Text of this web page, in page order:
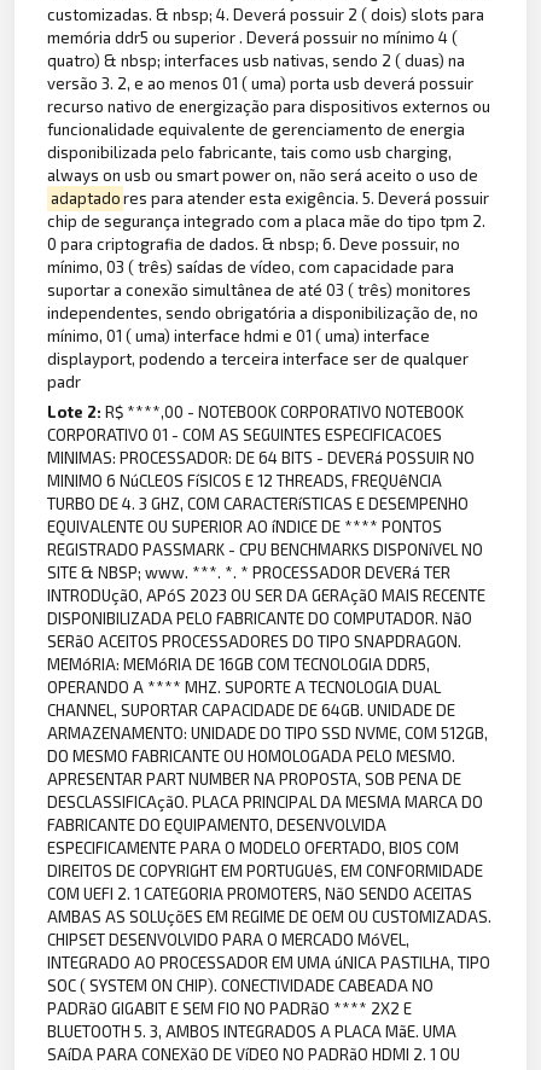
customizadas. & nbsp; 4. Deverá possuir 2 ( dois) slots para
memória ddr5 ou superior . Deverá possuir no mínimo 4 (
quatro) & nbsp; interfaces usb nativas, sendo 2 ( duas) na
versão 3. 2, e ao menos 01 ( uma) porta usb deverá possuir
recurso nativo de energização para dispositivos externos ou
funcionalidade equivalente de gerenciamento de energia
disponibilizada pelo fabricante, tais como usb charging,
always on usb ou smart power on, não será aceito o uso de
adaptadores para atender esta exigência. 5. Deverá possuir
chip de segurança integrado com a placa mãe do tipo tpm 2.
0 para criptografia de dados. & nbsp; 6. Deve possuir, no
mínimo, 03 ( três) saídas de vídeo, com capacidade para
suportar a conexão simultânea de até 03 ( três) monitores
independentes, sendo obrigatória a disponibilização de, no
mínimo, 01 ( uma) interface hdmi e 01 ( uma) interface
displayport, podendo a terceira interface ser de qualquer
padr
Lote 2:R$ ****,00 - NOTEBOOK CORPORATIVO NOTEBOOK
CORPORATIVO 01 - COM AS SEGUINTES ESPECIFICACOES
MINIMAS: PROCESSADOR: DE 64 BITS - DEVERá POSSUIR NO
MINIMO 6 NúCLEOS FíSICOS E 12 THREADS, FREQUêNCIA
TURBO DE 4. 3 GHZ, COM CARACTERíSTICAS E DESEMPENHO
EQUIVALENTE OU SUPERIOR AO íNDICE DE **** PONTOS
REGISTRADO PASSMARK - CPU BENCHMARKS DISPONíVEL NO
SITE & NBSP; www. ***. *. * PROCESSADOR DEVERá TER
INTRODUçãO, APóS 2023 OU SER DA GERAçãO MAIS RECENTE
DISPONIBILIZADA PELO FABRICANTE DO COMPUTADOR. NãO
SERãO ACEITOS PROCESSADORES DO TIPO SNAPDRAGON.
MEMóRIA: MEMóRIA DE 16GB COM TECNOLOGIA DDR5,
OPERANDO A **** MHZ. SUPORTE A TECNOLOGIA DUAL
CHANNEL, SUPORTAR CAPACIDADE DE 64GB. UNIDADE DE
ARMAZENAMENTO: UNIDADE DO TIPO SSD NVME, COM 512GB,
DO MESMO FABRICANTE OU HOMOLOGADA PELO MESMO.
APRESENTAR PART NUMBER NA PROPOSTA, SOB PENA DE
DESCLASSIFICAçãO. PLACA PRINCIPAL DA MESMA MARCA DO
FABRICANTE DO EQUIPAMENTO, DESENVOLVIDA
ESPECIFICAMENTE PARA O MODELO OFERTADO, BIOS COM
DIREITOS DE COPYRIGHT EM PORTUGUêS, EM CONFORMIDADE
COM UEFI 2. 1 CATEGORIA PROMOTERS, NãO SENDO ACEITAS
AMBAS AS SOLUçõES EM REGIME DE OEM OU CUSTOMIZADAS.
CHIPSET DESENVOLVIDO PARA O MERCADO MóVEL,
INTEGRADO AO PROCESSADOR EM UMA úNICA PASTILHA, TIPO
SOC ( SYSTEM ON CHIP). CONECTIVIDADE CABEADA NO
PADRãO GIGABIT E SEM FIO NO PADRãO **** 2X2 E
BLUETOOTH 5. 3, AMBOS INTEGRADOS A PLACA MãE. UMA
SAíDA PARA CONEXãO DE VíDEO NO PADRãO HDMI 2. 1 OU